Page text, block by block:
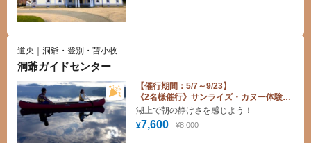
道央｜洞爺・登別・苫小牧
洞爺ガイドセンター
【催行期間：5/7～9/23】
《2名様催行》サンライズ・カヌー体験料
金割引♪
¥7,600 ¥8,000
湖上で朝の静けさを感じよう！